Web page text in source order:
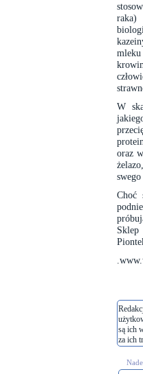
raka)
W
oraz
Choć
są ich
za ich